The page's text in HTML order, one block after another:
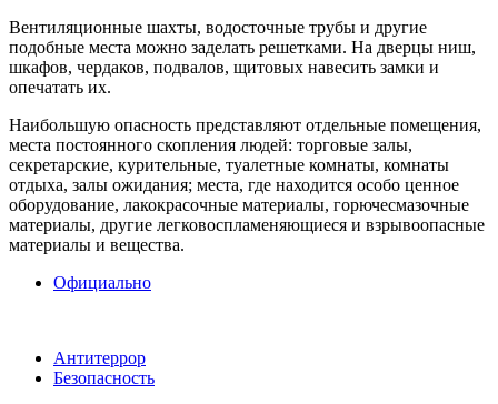
Вентиляционные шахты, водосточные трубы и другие
подобные места можно заделать решетками. На дверцы ниш,
шкафов, чердаков, подвалов, щитовых навесить замки и
опечатать их.
Наибольшую опасность представляют отдельные помещения,
места постоянного скопления людей: торговые залы,
секретарские, курительные, туалетные комнаты, комнаты
отдыха, залы ожидания; места, где находится особо ценное
оборудование, лакокрасочные материалы, горючесмазочные
материалы, другие легковоспламеняющиеся и взрывоопасные
материалы и вещества.
Официально
Антитеррор
Безопасность